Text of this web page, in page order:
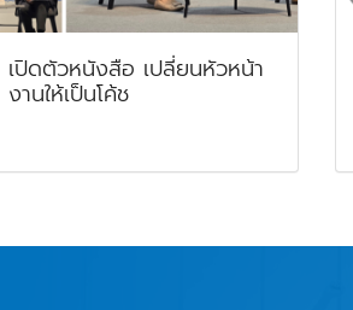
เปิดตัวหนังสือ เปลี่ยนหัวหน้า
งานให้เป็นโค้ช